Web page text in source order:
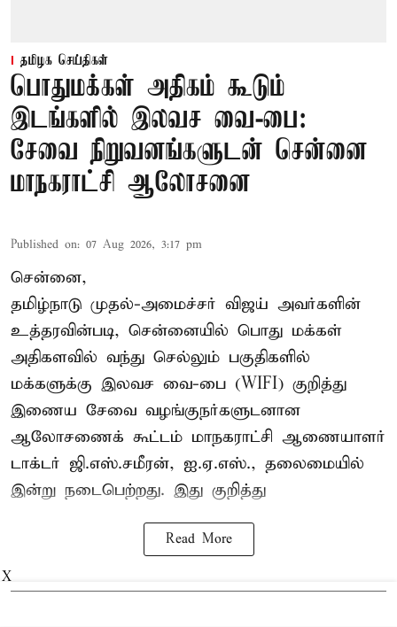
தமிழக செய்திகள்
பொதுமக்கள் அதிகம் கூடும்
இடங்களில் இலவச வை-பை:
சேவை நிறுவனங்களுடன் சென்னை
மாநகராட்சி ஆலோசனை
Published on: 07 Aug 2026, 3:17 pm
சென்னை,
தமிழ்நாடு முதல்-அமைச்சர் விஜய் அவர்களின்
உத்தரவின்படி, சென்னையில் பொது மக்கள்
அதிகளவில் வந்து செல்லும் பகுதிகளில்
மக்களுக்கு இலவச வை-பை (WIFI) குறித்து
இணைய சேவை வழங்குநர்களுடனான
ஆலோசணைக் கூட்டம் மாநகராட்சி ஆணையாளர்
டாக்டர் ஜி.எஸ்.சமீரன், ஐ.ஏ.எஸ்., தலைமையில்
இன்று நடைபெற்றது. இது குறித்து
Read More
X